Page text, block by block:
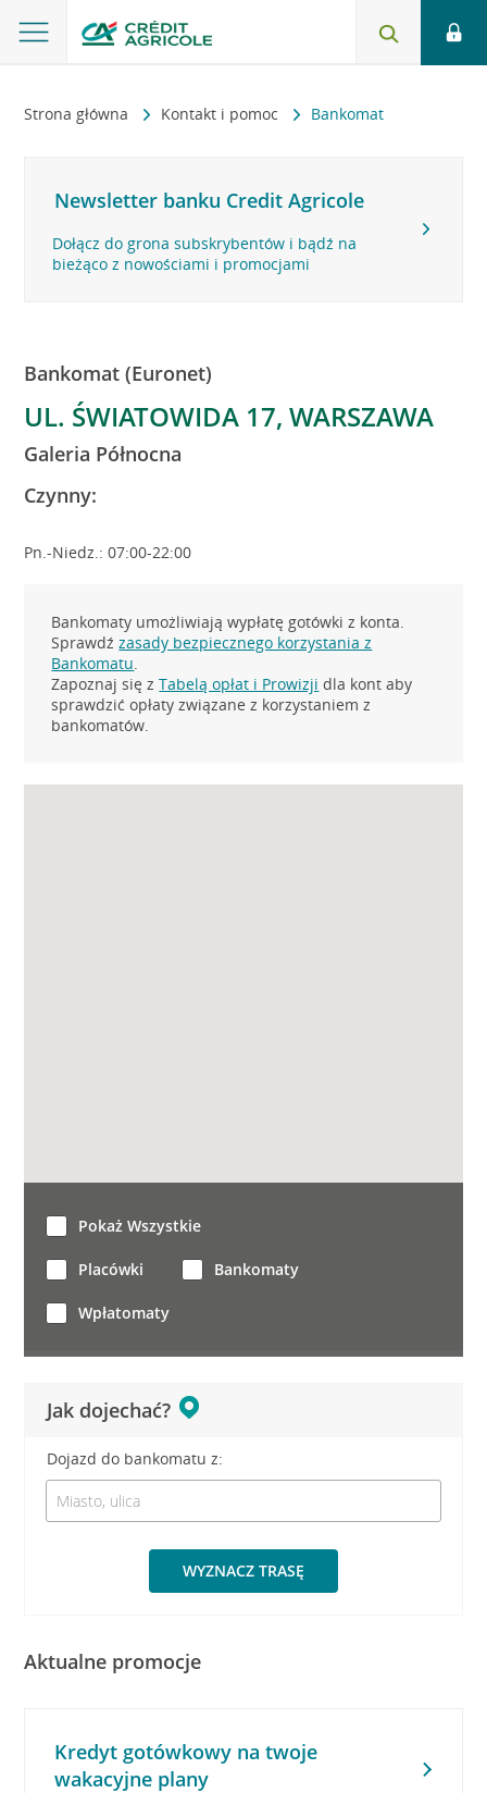
Strona główna Kontakt i pomoc Bankomat
Newsletter banku Credit Agricole
Dołącz do grona subskrybentów i bądź na
bieżąco z nowościami i promocjami
Bankomat (Euronet)
UL. ŚWIATOWIDA 17, WARSZAWA
Galeria Północna
Czynny:
Pn.-Niedz.: 07:00-22:00
Bankomaty umożliwiają wypłatę gotówki z konta.
Sprawdźzasady bezpiecznego korzystania z
Bankomatu.
Zapoznaj się zTabelą opłat i Prowizji dla kont aby
sprawdzić opłaty związane z korzystaniem z
bankomatów.
Jak dojechać?
Dojazd do bankomatu z:
WYZNACZ TRASĘ
Pokaż Wszystkie
Placówki Bankomaty
Wpłatomaty
Aktualne promocje
Kredyt gotówkowy na twoje
wakacyjne plany